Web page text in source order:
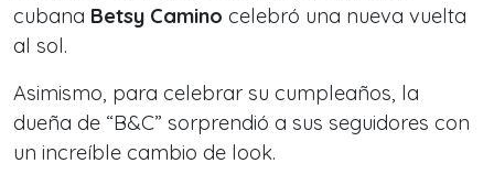
cubana Betsy Camino celebró una nueva vuelta
al sol.
Asimismo, para celebrar su cumpleaños, la
dueña de “B&C” sorprendió a sus seguidores con
un increíble cambio de look.